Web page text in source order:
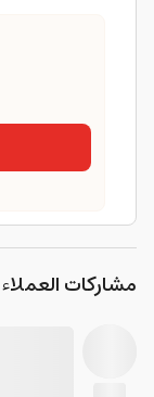
مشاركات العملاء